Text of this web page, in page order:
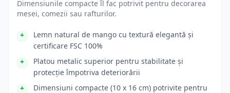
Dimensiunile compacte îl fac potrivit pentru decorarea
mesei, comezii sau rafturilor.
Lemn natural de mango cu textură elegantă și
certificare FSC 100%
Platou metalic superior pentru stabilitate și
protecție împotriva deteriorării
Dimensiuni compacte (10 x 16 cm) potrivite pentru